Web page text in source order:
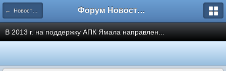
← Новости рынка недвижимости Форум Новостройки
В 2013 г. на поддержку АПК Ямала направлен...